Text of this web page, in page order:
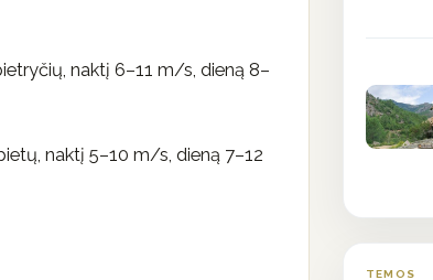
naktį 6–11 m/s, dieną 8–
naktį 5–10 m/s, dieną 7–12
TEMOS